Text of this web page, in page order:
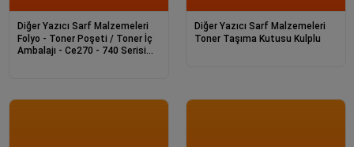
Diğer Yazıcı Sarf Malzemeleri
Folyo - Toner Poşeti / Toner İç
Ambalajı - Ce270 - 740 Serisi
Diğer Yazıcı Sarf Malzemeleri
Toner Taşıma Kutusu Kulplu